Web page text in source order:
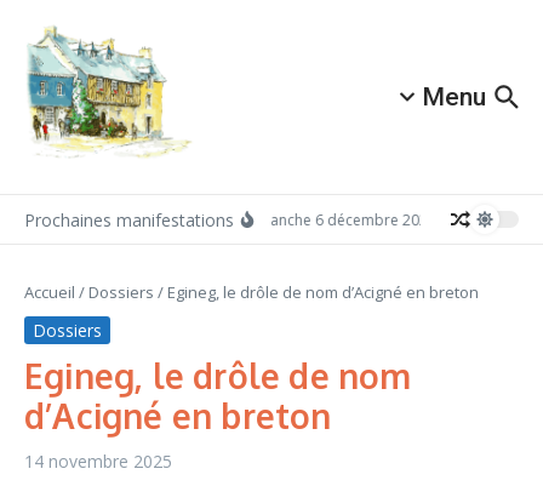
Menu
Prochaines manifestations Dimanche 6 décembre 2026: Redécouvrez
Accueil / Dossiers / Egineg, le drôle de nom d’Acigné en breton
Dossiers
Egineg, le drôle de nom
d’Acigné en breton
14 novembre 2025